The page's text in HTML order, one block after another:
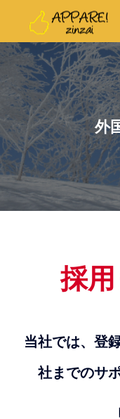
外
採
当社では、登
社までのサ